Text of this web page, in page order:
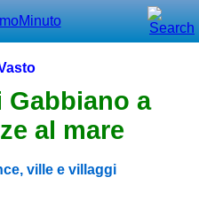
Gabbiano a
al mare
ville e villaggi